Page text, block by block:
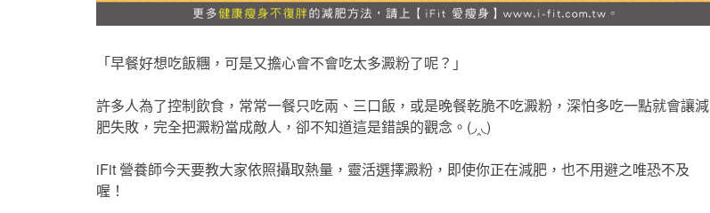
「早餐好想吃飯糰，可是又擔心會不會吃太多澱粉了呢？」
許多人為了控制飲食，常常一餐只吃兩、三口飯，或是晚餐乾脆不吃澱粉，深怕多吃一點就會讓減
肥失敗，完全把澱粉當成敵人，卻不知道這是錯誤的觀念。(◞‸◟)
iFit 營養師今天要教大家依照攝取熱量，靈活選擇澱粉，即使你正在減肥，也不用避之唯恐不及
喔！